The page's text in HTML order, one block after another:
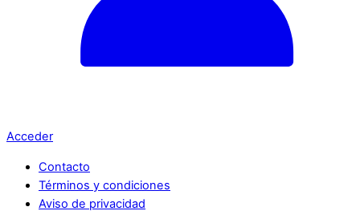
Acceder
Contacto
Términos y condiciones
Aviso de privacidad